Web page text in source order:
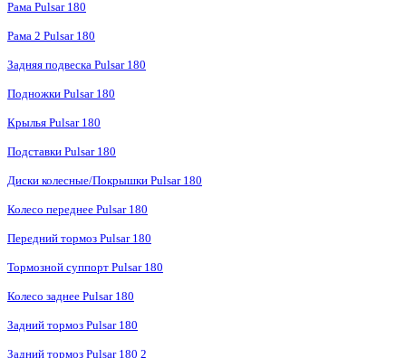
Рама Pulsar 180
Рама 2 Pulsar 180
Задняя подвеска Pulsar 180
Подножки Pulsar 180
Крылья Pulsar 180
Подставки Pulsar 180
Диски колесные/Покрышки Pulsar 180
Колесо переднее Pulsar 180
Передний тормоз Pulsar 180
Тормозной суппорт Pulsar 180
Колесо заднее Pulsar 180
Задний тормоз Pulsar 180
Задний тормоз Pulsar 180 2